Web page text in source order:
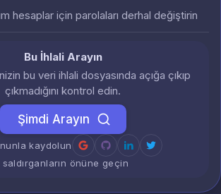
hesaplar için parolaları derhal değiştirin
Bu İhlali Arayın
bu veri ihlali dosyasında açığa çıkıp
çıkmadığını kontrol edin.
Şimdi Arayın
kaydolun
saldırganların önüne geçin